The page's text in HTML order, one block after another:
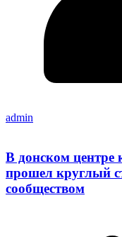
admin
В донском центре
прошел круглый
сообществом